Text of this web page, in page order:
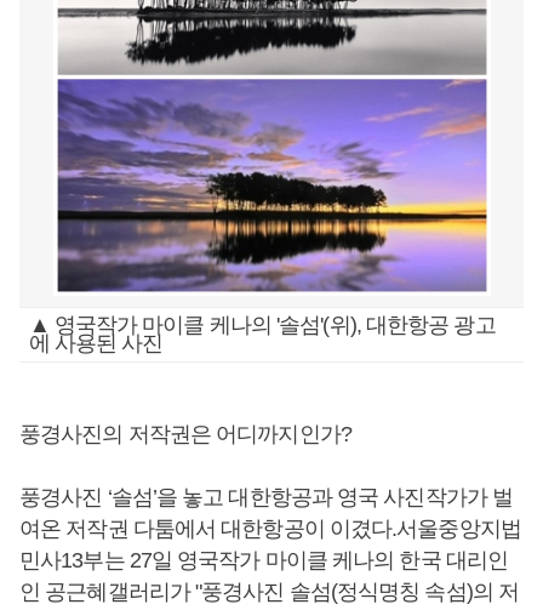
▲ 영국작가 마이클 케나의 '솔섬'(위), 대한항공 광고
에 사용된 사진
풍경사진의 저작권은 어디까지인가?
풍경사진 ‘솔섬’을 놓고 대한항공과 영국 사진작가가 벌
여온 저작권 다툼에서 대한항공이 이겼다.서울중앙지법
민사13부는 27일 영국작가 마이클 케나의 한국 대리인
인 공근혜갤러리가 "풍경사진 솔섬(정식명칭 속섬)의 저